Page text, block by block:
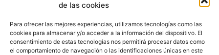
de las cookies
Para ofrecer las mejores experiencias, utilizamos tecnologías como las
cookies para almacenar y/o acceder a la información del dispositivo. El
consentimiento de estas tecnologías nos permitirá procesar datos como
el comportamiento de navegación o las identificaciones únicas en este
SOBRE NOSOTROS